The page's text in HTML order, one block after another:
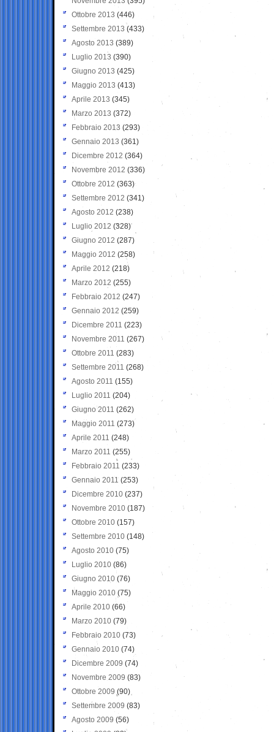
Ottobre 2013 (446)
Settembre 2013 (433)
Agosto 2013 (389)
Luglio 2013 (390)
Giugno 2013 (425)
Maggio 2013 (413)
Aprile 2013 (345)
Marzo 2013 (372)
Febbraio 2013 (293)
Gennaio 2013 (361)
Dicembre 2012 (364)
Novembre 2012 (336)
Ottobre 2012 (363)
Settembre 2012 (341)
Agosto 2012 (238)
Luglio 2012 (328)
Giugno 2012 (287)
Maggio 2012 (258)
Aprile 2012 (218)
Marzo 2012 (255)
Febbraio 2012 (247)
Gennaio 2012 (259)
Dicembre 2011 (223)
Novembre 2011 (267)
Ottobre 2011 (283)
Settembre 2011 (268)
Agosto 2011 (155)
Luglio 2011 (204)
Giugno 2011 (262)
Maggio 2011 (273)
Aprile 2011 (248)
Marzo 2011 (255)
Febbraio 2011 (233)
Gennaio 2011 (253)
Dicembre 2010 (237)
Novembre 2010 (187)
Ottobre 2010 (157)
Settembre 2010 (148)
Agosto 2010 (75)
Luglio 2010 (86)
Giugno 2010 (76)
Maggio 2010 (75)
Aprile 2010 (66)
Marzo 2010 (79)
Febbraio 2010 (73)
Gennaio 2010 (74)
Dicembre 2009 (74)
Novembre 2009 (83)
Ottobre 2009 (90)
Settembre 2009 (83)
Agosto 2009 (56)